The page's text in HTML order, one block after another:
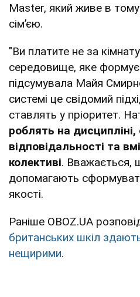
Master, який живе в
сім’єю.
"Ви платите не за
середовище, яке
підсумувала Майя
системі це свідомий
ставлять у пріоритет.
роблять на дисципліні,
відповідальності та
колективі. Вважається,
допомагають
якості.
Раніше OBOZ.UA
британських шкіл
нещирими.